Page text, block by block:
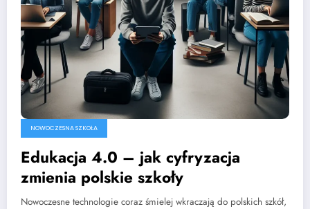
NOWOCZESNA SZKOŁA
Edukacja 4.0 – jak cyfryzacja
zmienia polskie szkoły
Nowoczesne technologie coraz śmielej wkraczają do polskich szkół,